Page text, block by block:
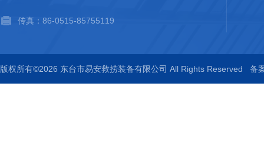
传真：86-0515-85755119
版权所有©2026 东台市易安救捞装备有限公司 All Rights Reserved 备